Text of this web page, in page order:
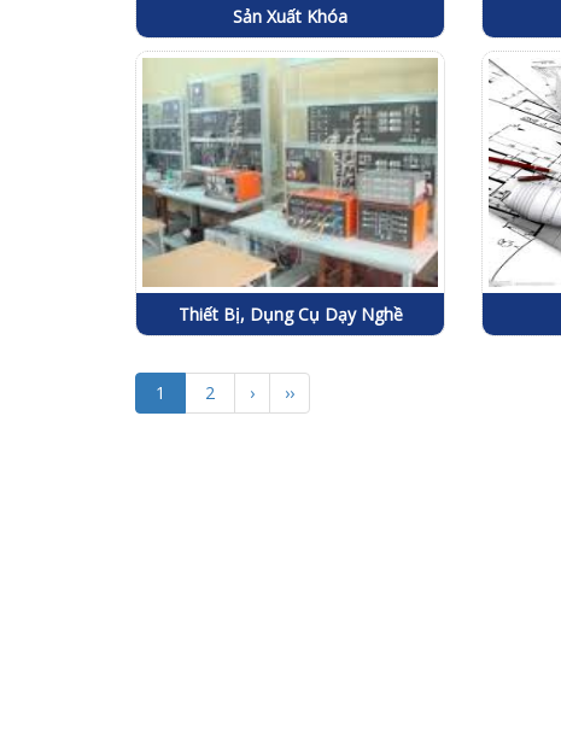
Sản Xuất Khóa
Thiết Bị, Dụng Cụ Dạy Nghề
1 2 › ››